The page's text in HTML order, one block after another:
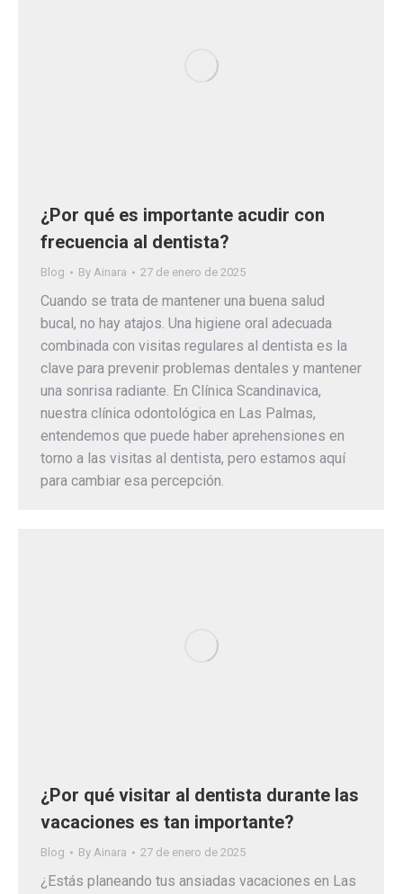
¿Por qué es importante acudir con
frecuencia al dentista?
Blog By Ainara 27 de enero de 2025
Cuando se trata de mantener una buena salud
bucal, no hay atajos. Una higiene oral adecuada
combinada con visitas regulares al dentista es la
clave para prevenir problemas dentales y mantener
una sonrisa radiante. En Clínica Scandinavica,
nuestra clínica odontológica en Las Palmas,
entendemos que puede haber aprehensiones en
torno a las visitas al dentista, pero estamos aquí
para cambiar esa percepción.
¿Por qué visitar al dentista durante las
vacaciones es tan importante?
Blog By Ainara 27 de enero de 2025
¿Estás planeando tus ansiadas vacaciones en Las